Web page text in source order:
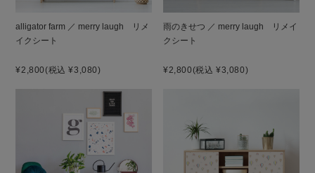
alligator farm ／ merry laugh リメ
イクシート
¥2,800(税込 ¥3,080)
雨のきせつ ／ merry laugh リメイ
クシート
¥2,800(税込 ¥3,080)